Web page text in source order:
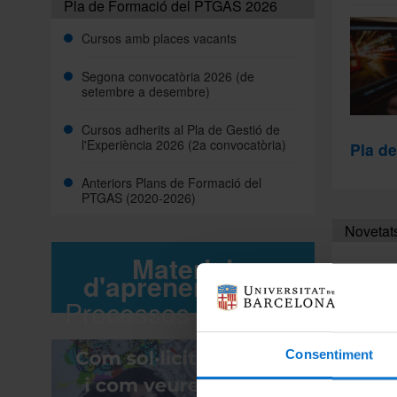
Consentiment
Pla de Formació del PTGAS 2026
Cursos amb places vacants
Segona convocatòria 2026 (de
setembre a desembre)
Cursos adherits al Pla de Gestió de
l'Experiència 2026 (2a convocatòria)
Anteriors Plans de Formació del
PTGAS (2020-2026)
Material
d'aprenentatge:
Processos selectius
Pla